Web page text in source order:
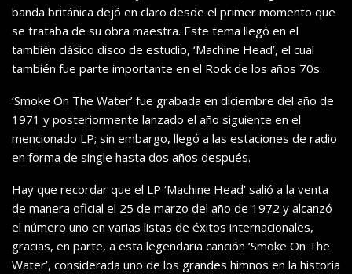
banda británica dejó en claro desde el primer momento que
se trataba de su obra maestra. Este tema llegó en el
también clásico disco de estudio, ‘Machine Head’, el cual
también fue parte importante en el Rock de los años 70s.
‘Smoke On The Water’ fue grabada en diciembre del año de
1971 y posteriormente lanzado el año siguiente en el
mencionado LP; sin embargo, llegó a las estaciones de radio
en forma de single hasta dos años después.
Hay que recordar que el LP ‘Machine Head’ salió a la venta
de manera oficial el 25 de marzo del año de 1972 y alcanzó
el número uno en varias listas de éxitos internacionales,
gracias, en parte, a esta legendaria canción ‘Smoke On The
Water’, considerada uno de los grandes himnos en la historia